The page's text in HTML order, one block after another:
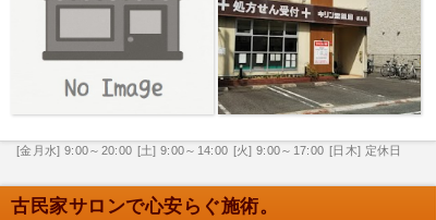
[金月水] 9:00～20:00 [土] 9:00～14:00 [火] 9:00～17:00 [日木] 定休日
古民家サロンで心安らぐ施術。